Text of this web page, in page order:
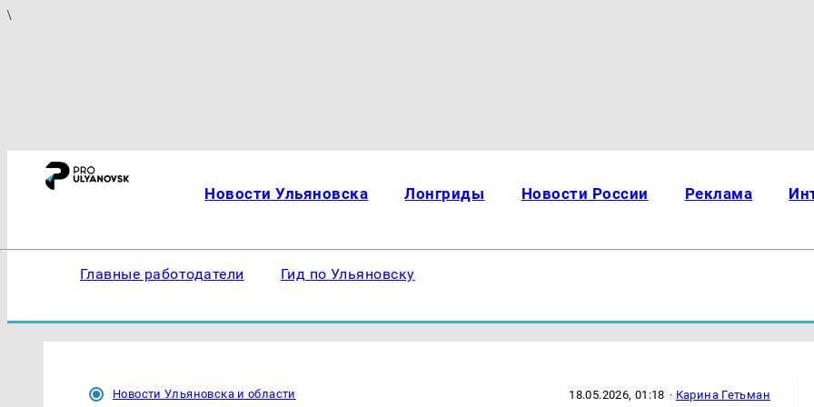
\
Новости Ульяновска Лонгриды Новости России Реклама
Главные работодатели Гид по Ульяновску
Новости Ульяновска и области 18.05.2026, 01:18 · Карина Гетьман